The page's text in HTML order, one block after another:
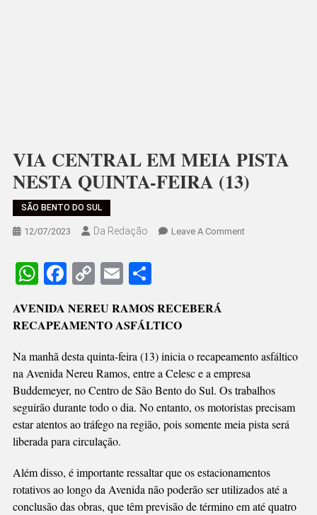
VIA CENTRAL EM MEIA PISTA
NESTA QUINTA-FEIRA (13)
SÃO BENTO DO SUL
12/07/2023 Da Redação Leave A CommentOn
FEIRA
(13)
WhatsApp
Facebook
CopyEmail
AVENIDA NEREU RAMOS RECEBERÁ
RECAPEAMENTO ASFÁLTICO
Na manhã desta quinta-feira (13) inicia o recapeamento asfáltico
na Avenida Nereu Ramos, entre a Celesc e a empresa
Buddemeyer, no Centro de São Bento do Sul. Os trabalhos
seguirão durante todo o dia. No entanto, os motoristas precisam
estar atentos ao tráfego na região, pois somente meia pista será
liberada para circulação.
Além disso, é importante ressaltar que os estacionamentos
rotativos ao longo da Avenida não poderão ser utilizados até a
conclusão das obras, que têm previsão de término em até quatro